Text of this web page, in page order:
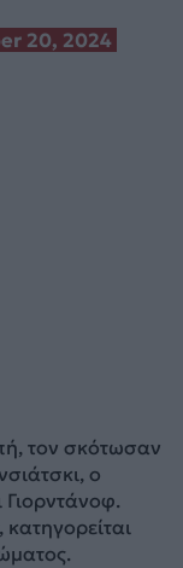
20, 2024
τον σκότωσαν
ο